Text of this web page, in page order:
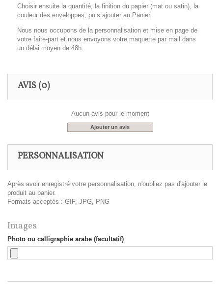
Choisir ensuite la quantité, la finition du papier (mat ou satin), la
couleur des enveloppes, puis ajouter au Panier.
Nous nous occupons de la personnalisation et mise en page de
votre faire-part et nous envoyons votre maquette par mail dans
un délai moyen de 48h.
AVIS (0)
Aucun avis pour le moment
Ajouter un avis
PERSONNALISATION
Après avoir enregistré votre personnalisation, n'oubliez pas d'ajouter le
produit au panier.
Formats acceptés : GIF, JPG, PNG
Images
Photo ou calligraphie arabe (facultatif)